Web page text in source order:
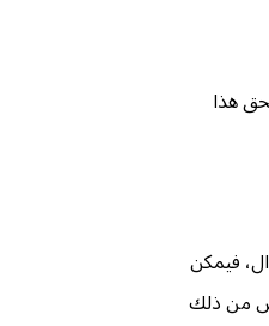
يستحق هذا
فيمكن
من ذلك